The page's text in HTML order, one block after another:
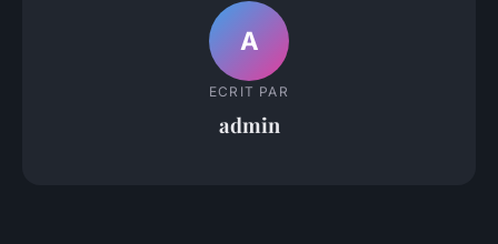
A
ECRIT PAR
admin